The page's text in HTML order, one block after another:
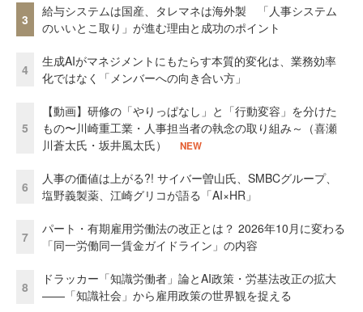
3
給与システムは国産、タレマネは海外製 「人事システム
のいいとこ取り」が進む理由と成功のポイント
4
生成AIがマネジメントにもたらす本質的変化は、業務効率
化ではなく「メンバーへの向き合い方」
5
【動画】研修の「やりっぱなし」と「行動変容」を分けた
もの〜川崎重工業・人事担当者の執念の取り組み～（喜瀬
川蒼太氏・坂井風太氏）
NEW
6
人事の価値は上がる?! サイバー曽山氏、SMBCグループ、
塩野義製薬、江崎グリコが語る「AI×HR」
7
パート・有期雇用労働法の改正とは？ 2026年10月に変わる
「同一労働同一賃金ガイドライン」の内容
8
ドラッカー「知識労働者」論とAI政策・労基法改正の拡大
——「知識社会」から雇用政策の世界観を捉える